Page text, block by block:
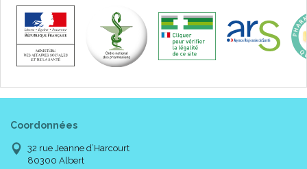
Coordonnées
32 rue Jeanne d’Harcourt
80300 Albert